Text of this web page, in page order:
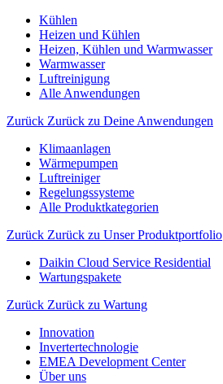
Kühlen
Heizen und Kühlen
Heizen, Kühlen und Warmwasser
Warmwasser
Luftreinigung
Alle Anwendungen
Zurück Zurück zu Deine Anwendungen
Klimaanlagen
Wärmepumpen
Luftreiniger
Regelungssysteme
Alle Produktkategorien
Zurück Zurück zu Unser Produktportfolio
Daikin Cloud Service Residential
Wartungspakete
Zurück Zurück zu Wartung
Innovation
Invertertechnologie
EMEA Development Center
Über uns